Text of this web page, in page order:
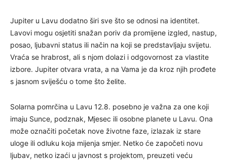
Jupiter u Lavu dodatno širi sve što se odnosi na identitet.
Lavovi mogu osjetiti snažan poriv da promijene izgled, nastup,
posao, ljubavni status ili način na koji se predstavljaju svijetu.
Vraća se hrabrost, ali s njom dolazi i odgovornost za vlastite
izbore. Jupiter otvara vrata, a na Vama je da kroz njih prođete
s jasnom sviješću o tome što želite.
Solarna pomrčina u Lavu 12.8. posebno je važna za one koji
imaju Sunce, podznak, Mjesec ili osobne planete u Lavu. Ona
može označiti početak nove životne faze, izlazak iz stare
uloge ili odluku koja mijenja smjer. Netko će započeti novu
ljubav, netko izaći u javnost s projektom, preuzeti veću